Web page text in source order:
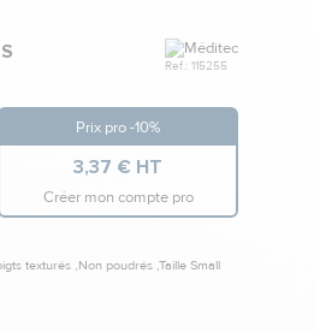
Marque
Ref.: 115255
Prix pro -10%
3,37 € HT
Créer mon compte pro
texturés ,Non poudrés ,Taille Small